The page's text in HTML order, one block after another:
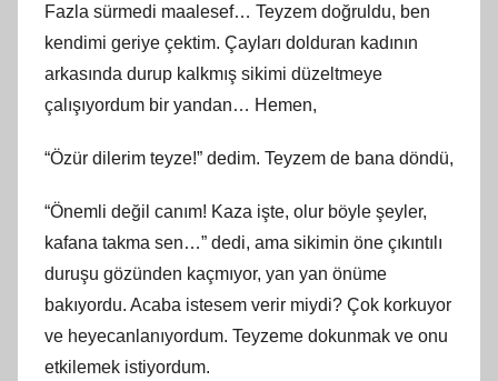
Fazla sürmedi maalesef… Teyzem doğruldu, ben
kendimi geriye çektim. Çayları dolduran kadının
arkasında durup kalkmış sikimi düzeltmeye
çalışıyordum bir yandan… Hemen,
“Özür dilerim teyze!” dedim. Teyzem de bana döndü,
“Önemli değil canım! Kaza işte, olur böyle şeyler,
kafana takma sen…” dedi, ama sikimin öne çıkıntılı
duruşu gözünden kaçmıyor, yan yan önüme
bakıyordu. Acaba istesem verir miydi? Çok korkuyor
ve heyecanlanıyordum. Teyzeme dokunmak ve onu
etkilemek istiyordum.